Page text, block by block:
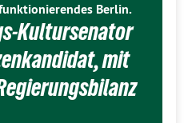
Berlin.
Kultursenator
mit